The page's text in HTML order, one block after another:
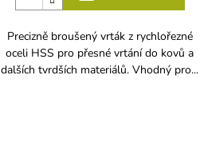
Precizně broušený vrták z rychlořezné
oceli HSS pro přesné vrtání do kovů a
dalších tvrdších materiálů. Vhodný pro...